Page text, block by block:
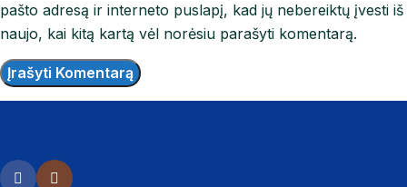
pašto adresą ir interneto puslapį, kad jų nebereiktų įvesti iš
naujo, kai kitą kartą vėl norėsiu parašyti komentarą.